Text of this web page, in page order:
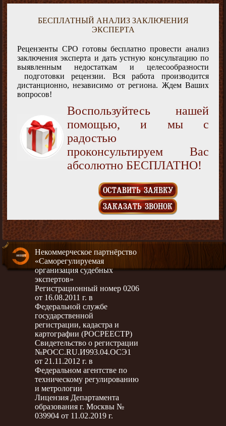
БЕСПЛАТНЫЙ АНАЛИЗ ЗАКЛЮЧЕНИЯ
ЭКСПЕРТА
Рецензенты СРО готовы бесплатно провести анализ
заключения эксперта и дать устную консультацию по
выявленным недостаткам и целесообразности
подготовки рецензии. Вся работа производится
дистанционно, независимо от региона. Ждем Ваших
вопросов!
Воспользуйтесь нашей
помощью, и мы с
радостью
проконсультируем Вас
абсолютно БЕСПЛАТНО!
ОСТАВИТЬ ЗАЯВКУ
ЗАКАЗАТЬ ЗВОНОК
Некоммерческое партнёрство
«Саморегулируемая
организация судебных
экспертов»
Регистрационный номер 0206
от 16.08.2011 г. в
Федеральной службе
государственной
регистрации, кадастра и
картографии (РОСРЕЕСТР)
Свидетельство о регистрации
№РОСС.RU.И993.04.ОСЭ1
от 21.11.2012 г. в
Федеральном агентстве по
техническому регулированию
и метрологии
Лицензия Департамента
образования г. Москвы №
039904 от 11.02.2019 г.